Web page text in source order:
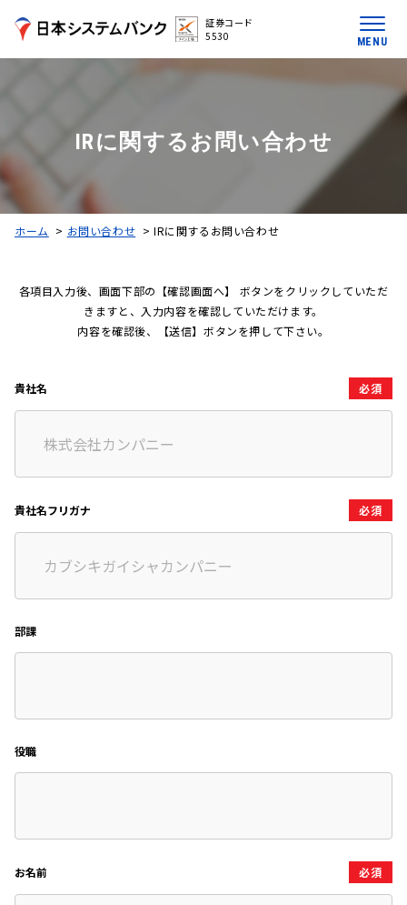
MENU
証券コード
5530
IRに関するお問い合わせ
ホーム > お問い合わせ >IRに関するお問い合わせ
各項目入力後、画面下部の【確認画面へ】 ボタンをクリックしていただ
きますと、入力内容を確認していただけます。
内容を確認後、【送信】ボタンを押して下さい。
貴社名 必須
貴社名フリガナ 必須
部課
役職
お名前 必須